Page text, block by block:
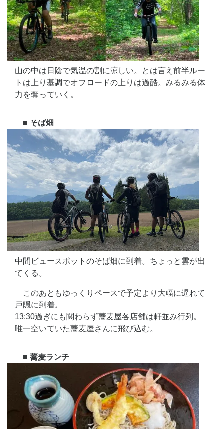
山の中は日陰で気温の割に涼しい。とは言え前半ルー
トは上り基調でオフロードの上りは過酷。みるみる体
力を奪っていく。
■ そば畑
中間ビュースポットのそば畑に到着。ちょっと雲が出
てくる。
このあともゆっくりペースで予定より大幅に遅れて
戸隠に到着。
13:30過ぎにも関わらず蕎麦屋各店舗は軒並み行列。
唯一空いていた蕎麦屋さんに飛び込む。
■ 蕎麦ランチ